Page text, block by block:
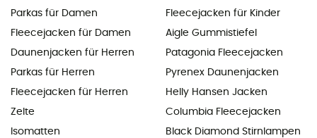
Parkas für Damen
Fleecejacken für Damen
Daunenjacken für Herren
Parkas für Herren
Fleecejacken für Herren
Zelte
Isomatten
Fleecejacken für Kinder
Aigle Gummistiefel
Patagonia Fleecejacken
Pyrenex Daunenjacken
Helly Hansen Jacken
Columbia Fleecejacken
Black Diamond Stirnlampen